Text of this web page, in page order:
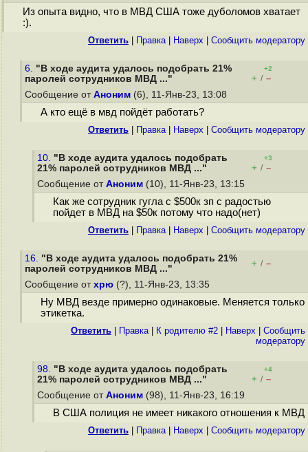
Из опыта видно, что в МВД США тоже дуболомов хватает
:).
Ответить Правка| Наверх Cообщить модератору
6. "В ходе аудита удалось подобрать 21%
паролей сотрудников МВД ..."
+2
+ / –
Сообщение от Аноним (6), 11-Янв-23, 13:08
А кто ещё в мвд пойдёт работать?
Ответить Правка| Наверх Cообщить модератору
10. "В ходе аудита удалось подобрать
21% паролей сотрудников МВД ..."
+3
+ / –
Сообщение от Аноним (10), 11-Янв-23, 13:15
Как же сотрудник гугла с $500к зп с радостью
пойдет в МВД на $50к потому что надо(нет)
Ответить Правка| Наверх Cообщить модератору
16. "В ходе аудита удалось подобрать 21%
паролей сотрудников МВД ..."
+ / –
Сообщение от хрю (?), 11-Янв-23, 13:35
Ну МВД везде примерно одинаковые. Меняется только
этикетка.
Ответить Правка| К родителю #2 Наверх
Cообщить
модератору
98. "В ходе аудита удалось подобрать
21% паролей сотрудников МВД ..."
+4
+ / –
Сообщение от Аноним (98), 11-Янв-23, 16:19
В США полиция не имеет никакого отношения к МВД
Ответить Правка| Наверх Cообщить модератору